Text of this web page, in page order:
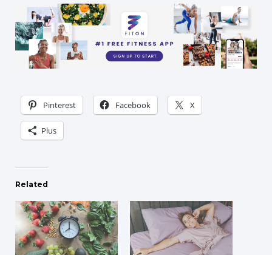
Pinterest Facebook X
Plus
Related